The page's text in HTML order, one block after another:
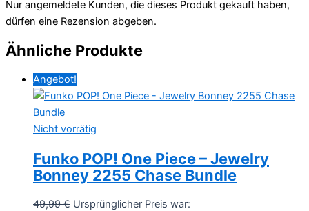
Nur angemeldete Kunden, die dieses Produkt gekauft haben,
dürfen eine Rezension abgeben.
Ähnliche Produkte
Angebot!
Nicht vorrätig
Funko POP! One Piece – Jewelry
Bonney 2255 Chase Bundle
49,99€ Ursprünglicher Preis war: